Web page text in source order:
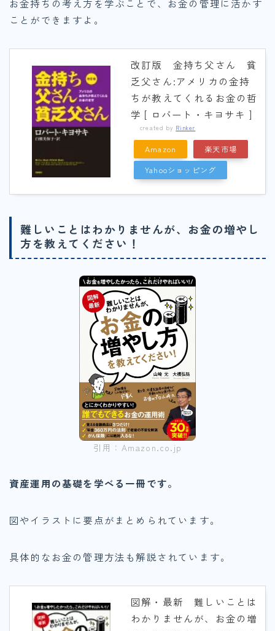
お金持ちの考え方を学ぶことで、お金の管理に活かす
ことができますよ。
改訂版 金持ち父さん 貧
乏父さん:アメリカの金持
ちが教えてくれるお金の哲
学 [ ロバート・キヨサキ ]
created by Rinker
Amazon
楽天市場
Yahooショッピング
難しいことはわかりませんが、お金の増やし
方を教えてください！
引用：Amazon.co.jp
資産運用の基礎を学べる一冊です。
図やイラストに要点がまとめられています。
具体的なお金の管理方法も解説されています。
図解・最新 難しいことは
わかりませんが、お金の増